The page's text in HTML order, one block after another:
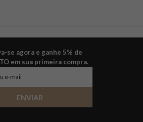
se agora e ganhe 5% de
em sua primeira compra.
ENVIAR